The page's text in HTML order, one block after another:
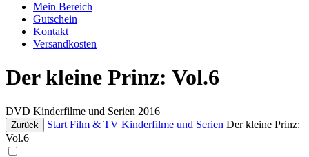
Mein Bereich
Gutschein
Kontakt
Versandkosten
Der kleine Prinz: Vol.6
DVD Kinderfilme und Serien 2016
Zurück Start Film & TV Kinderfilme und Serien Der kleine Prinz:
Vol.6